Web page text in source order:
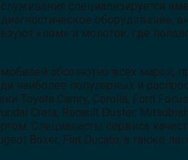
специализируется
«лом» и молоток, где
абсолютно всех марок,
наиболее популярных и
Toyota Camry, Corolla, Ford
Creta, Renault Duster,
Специалисты сервиса
Boxer, Fiat Ducato, а также